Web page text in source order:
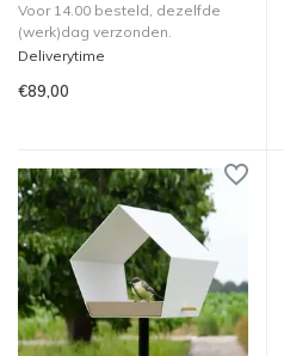
Voor 14.00 besteld, dezelfde
(werk)dag verzonden.
Deliverytime
€89,00